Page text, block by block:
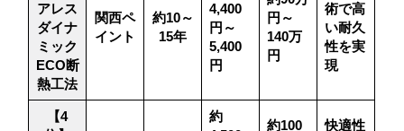
アレス
ダイナ
ミック
ECO断
熱工法
関西ペ
イント
約10～
15年
4,400
円～
5,400
円
円～
140万
円
術で高
い耐久
性を実
現
【4
約
約100
快適性